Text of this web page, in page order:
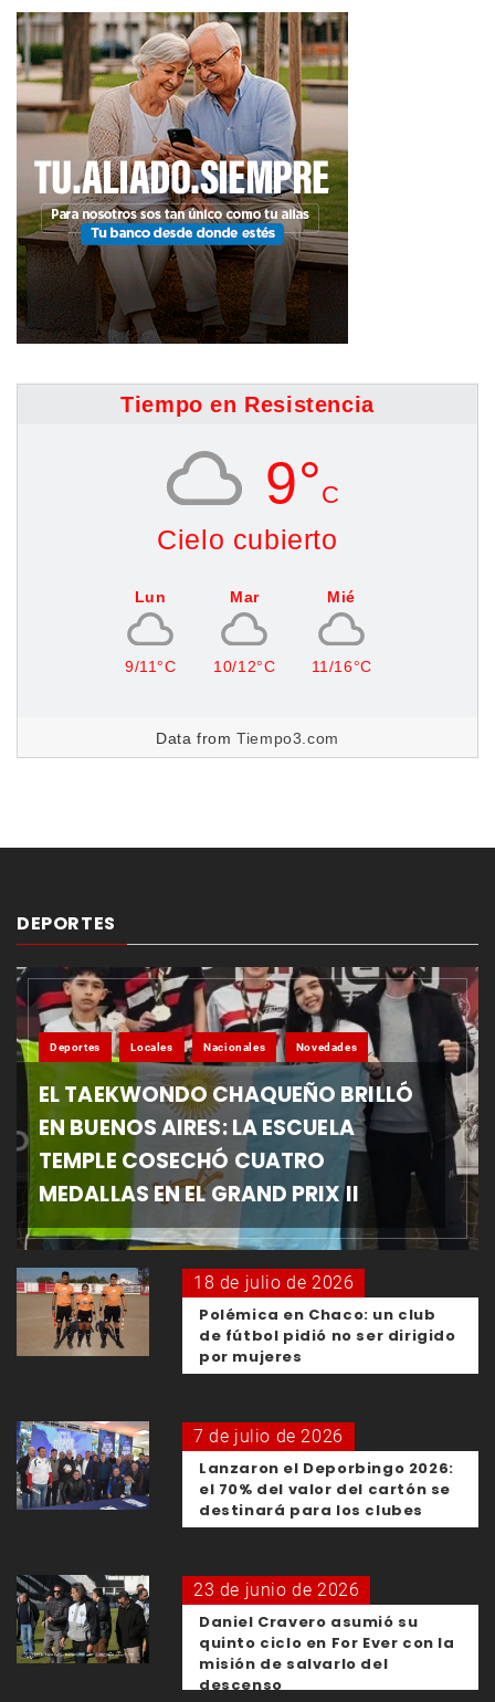
Tiempo en Resistencia
9°C
Cielo cubierto
Lun
9/11°C
Mar
10/12°C
Mié
11/16°C
Data fromTiempo3.com
DEPORTES
Deportes Locales Nacionales Novedades
EL TAEKWONDO CHAQUEÑO BRILLÓ
EN BUENOS AIRES: LA ESCUELA
TEMPLE COSECHÓ CUATRO
MEDALLAS EN EL GRAND PRIX II
18 de julio de 2026
Polémica en Chaco: un club
de fútbol pidió no ser dirigido
por mujeres
7 de julio de 2026
Lanzaron el Deporbingo 2026:
el 70% del valor del cartón se
destinará para los clubes
23 de junio de 2026
Daniel Cravero asumió su
quinto ciclo en For Ever con la
misión de salvarlo del
descenso